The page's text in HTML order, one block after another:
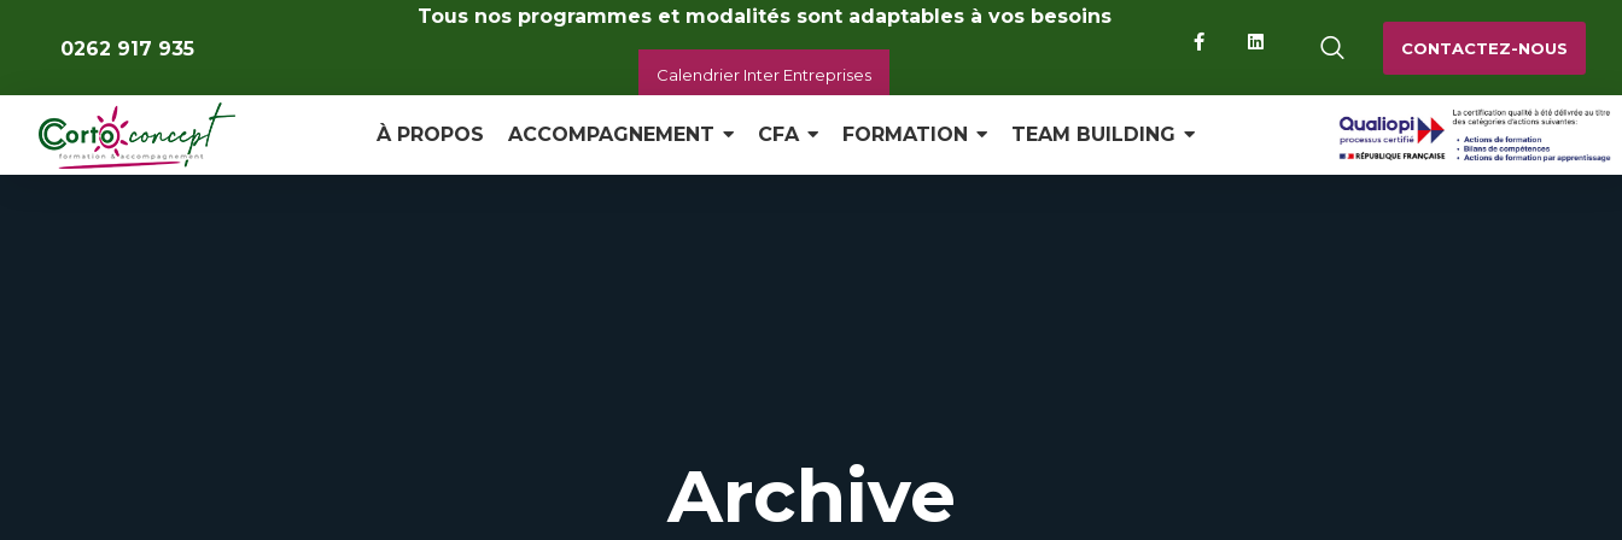
0262 917 935
Tous nos programmes et modalités sont adaptables à vos besoins
Calendrier Inter Entreprises
CONTACTEZ-NOUS
À PROPOS ACCOMPAGNEMENT CFA FORMATION TEAM BUILDING
Archive